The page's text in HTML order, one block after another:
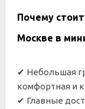
Почему
Москве в
✔ Небольшая
комфортная и
✔ Главные